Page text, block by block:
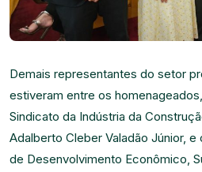
Demais representantes do setor
estiveram entre os
Sindicato da Indústria da
Adalberto Cleber Valadão Júnior,
de Desenvolvimento Econômico,